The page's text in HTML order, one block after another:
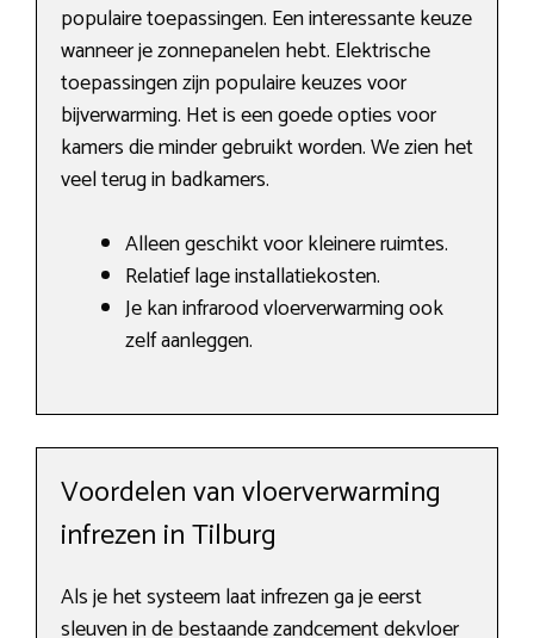
populaire toepassingen. Een interessante keuze
wanneer je zonnepanelen hebt. Elektrische
toepassingen zijn populaire keuzes voor
bijverwarming. Het is een goede opties voor
kamers die minder gebruikt worden. We zien het
veel terug in badkamers.
Alleen geschikt voor kleinere ruimtes.
Relatief lage installatiekosten.
Je kan infrarood vloerverwarming ook
zelf aanleggen.
Voordelen van vloerverwarming
infrezen in Tilburg
Als je het systeem laat infrezen ga je eerst
sleuven in de bestaande zandcement dekvloer